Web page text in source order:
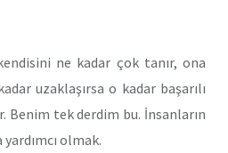
ne kadar çok tanır, ona
uzaklaşırsa o kadar başarılı
Benim tek derdim bu. İnsanların
olmak.